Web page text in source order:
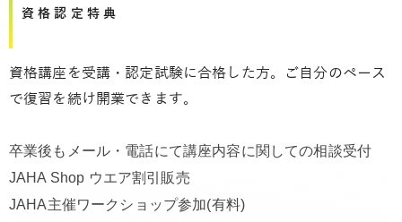
資格認定特典
資格講座を受講・認定試験に合格した方。ご自分のペース
で復習を続け開業できます。
卒業後もメール・電話にて講座内容に関しての相談受付
JAHA Shop ウエア割引販売
JAHA主催ワークショップ参加(有料)